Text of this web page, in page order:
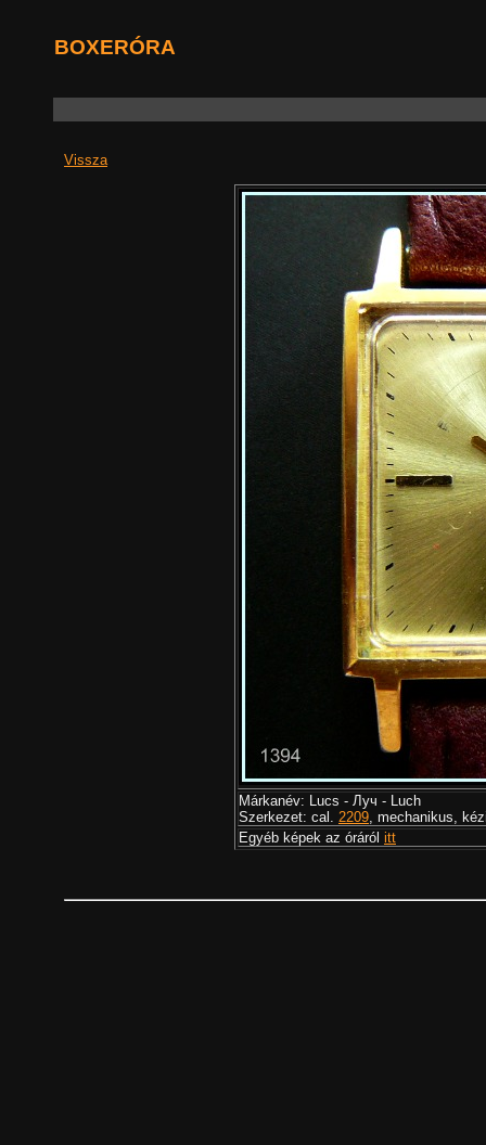
BOXERÓRA
Vissza
Márkanév: Lucs - Луч - Luch
Szerkezet: cal. 2209, mechanikus,
Egyéb képek az óráról itt